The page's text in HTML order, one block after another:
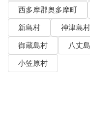
西多摩郡奥多摩町
新島村
神津島村
御蔵島村
八丈
小笠原村